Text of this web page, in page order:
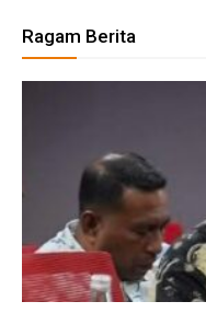
Ragam Berita